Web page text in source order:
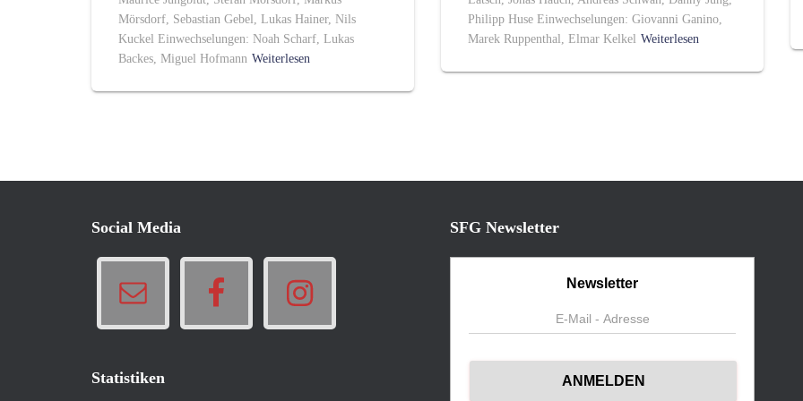
Mörsdorf, Sebastian Gebel, Lukas Hainer, Nils
Kuckel Einwechselungen: Noah Scharf, Lukas
Backes, Miguel Hofmann Weiterlesen
Philipp Huse Einwechselungen: Giovanni Ganino,
Marek Ruppenthal, Elmar Kelkel Weiterlesen
Social Media
Statistiken
SFG Newsletter
Newsletter